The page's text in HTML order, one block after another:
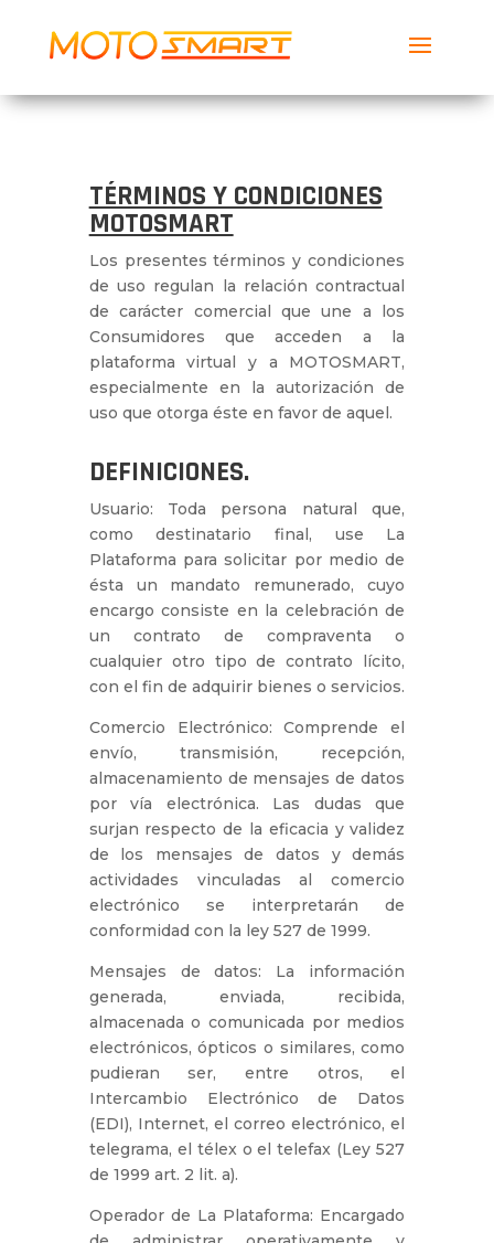
Smartech Global Services LLC Descargar
TÉRMINOS Y CONDICIONES
MOTOSMART
Los presentes términos y condiciones
de uso regulan la relación contractual
de carácter comercial que une a los
Consumidores que acceden a la
plataforma virtual y a MOTOSMART,
especialmente en la autorización de
uso que otorga éste en favor de aquel.
DEFINICIONES.
Usuario: Toda persona natural que,
como destinatario final, use La
Plataforma para solicitar por medio de
ésta un mandato remunerado, cuyo
encargo consiste en la celebración de
un contrato de compraventa o
cualquier otro tipo de contrato lícito,
con el fin de adquirir bienes o servicios.
Comercio Electrónico: Comprende el
envío, transmisión, recepción,
almacenamiento de mensajes de datos
por vía electrónica. Las dudas que
surjan respecto de la eficacia y validez
de los mensajes de datos y demás
actividades vinculadas al comercio
electrónico se interpretarán de
conformidad con la ley 527 de 1999.
Mensajes de datos: La información
generada, enviada, recibida,
almacenada o comunicada por medios
electrónicos, ópticos o similares, como
pudieran ser, entre otros, el
Intercambio Electrónico de Datos
(EDI), Internet, el correo electrónico, el
telegrama, el télex o el telefax (Ley 527
de 1999 art. 2 lit. a).
Operador de La Plataforma: Encargado